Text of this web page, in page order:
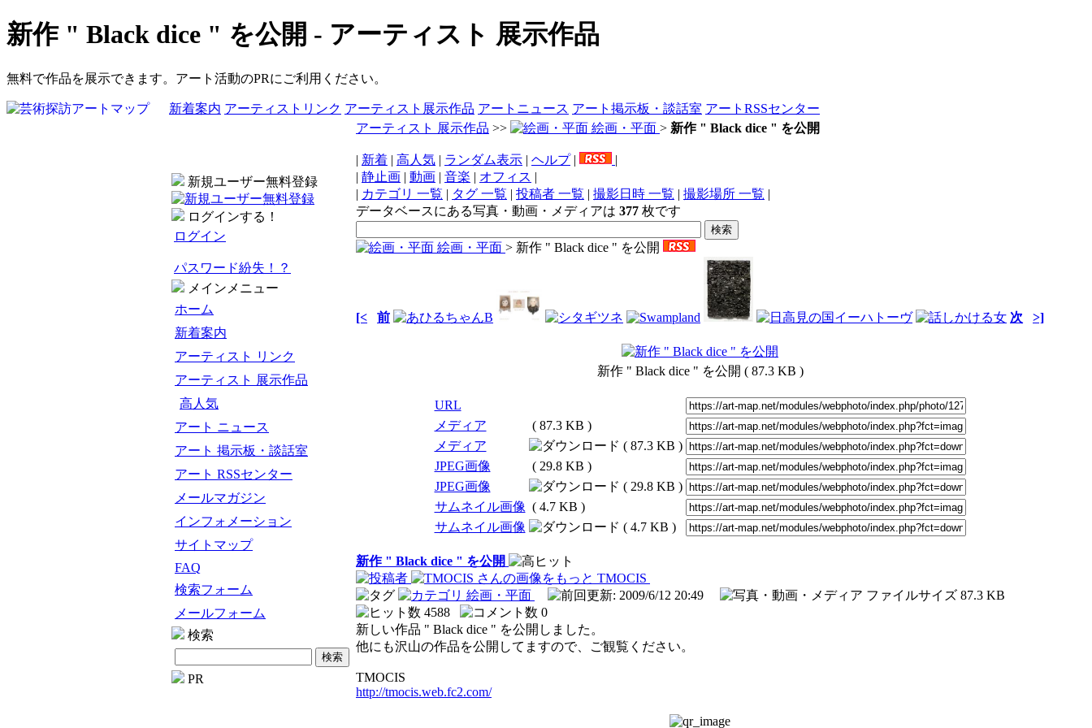
新作 " Black dice " を公開 - アーティスト 展示作品
無料で作品を展示できます。アート活動のPRにご利用ください。
新着案内 アーティストリンク アーティスト展示作品 アートニュース アート掲示板・談話室 アートRSSセンター
新規ユーザー無料登録
ログインする！
ログイン
パスワード紛失！？
メインメニュー
ホーム
新着案内
アーティスト リンク
アーティスト 展示作品
高人気
アート ニュース
アート 掲示板・談話室
アート RSSセンター
メールマガジン
インフォメーション
サイトマップ
FAQ
検索フォーム
メールフォーム
検索
PR
アーティスト 展示作品 >> 絵画・平面 > 新作 " Black dice " を公開
| 新着 | 高人気 | ランダム表示 | ヘルプ|
|
| 静止画 | 動画 | 音楽 | オフィス |
| カテゴリ 一覧 | タグ 一覧 | 投稿者 一覧 | 撮影日時 一覧 | 撮影場所 一覧 |
データベースにある写真・動画・メディアは 377 枚です
絵画・平面 > 新作 " Black dice " を公開
[< 前 次 >]
新作 " Black dice " を公開 ( 87.3 KB )
URL
メディア
( 87.3 KB )
メディア
( 87.3 KB )
JPEG画像
( 29.8 KB )
JPEG画像
( 29.8 KB )
サムネイル画像 ( 4.7 KB )
サムネイル画像
( 4.7 KB )
新作 " Black dice " を公開
TMOCIS
絵画・平面
: 2009/6/12 20:49
87.3 KB
4588
0
新しい作品 " Black dice " を公開しました。
他にも沢山の作品を公開してますので、ご観覧ください。
TMOCIS
http://tmocis.web.fc2.com/